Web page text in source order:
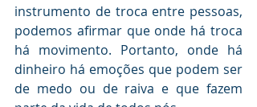
instrumento de troca entre pessoas,
podemos afirmar que onde há troca
há movimento. Portanto, onde há
dinheiro há emoções que podem ser
de medo ou de raiva e que fazem